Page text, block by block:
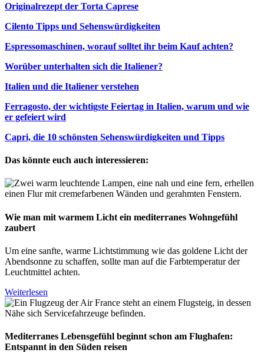
Originalrezept der Torta Caprese
Cilento Tipps und Sehenswürdigkeiten
Espressomaschinen, worauf solltet ihr beim Kauf achten?
Worüber unterhalten sich die Italiener?
Italien und die Italiener verstehen
Ferragosto, der wichtigste Feiertag in Italien, warum und wie
er gefeiert wird
Capri, die 10 schönsten Sehenswürdigkeiten und Tipps
Das könnte euch auch interessieren:
Wie man mit warmem Licht ein mediterranes Wohngefühl
zaubert
Um eine sanfte, warme Lichtstimmung wie das goldene Licht der
Abendsonne zu schaffen, sollte man auf die Farbtemperatur der
Leuchtmittel achten.
Weiterlesen
Mediterranes Lebensgefühl beginnt schon am Flughafen:
Entspannt in den Süden reisen